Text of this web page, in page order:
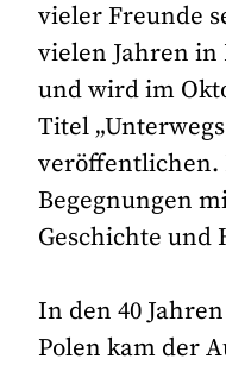
vieler Freunde
vielen Jahren in
und wird im
Titel
veröffentlichen.
Begegnungen
Geschichte und
In den 40
Polen kam der